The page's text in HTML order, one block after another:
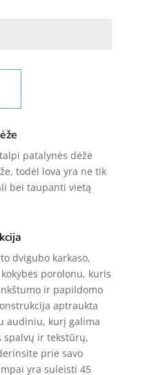
patalynės dėžė
todėl lova yra ne tik
bei taupanti vietą
dvigubo karkaso,
porolonu, kuris
ir papildomo
aptraukta
audiniu, kurį galima
spalvų ir tekstūrų,
prie savo
yra suleisti 45